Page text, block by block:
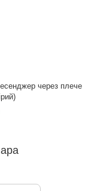
через плече